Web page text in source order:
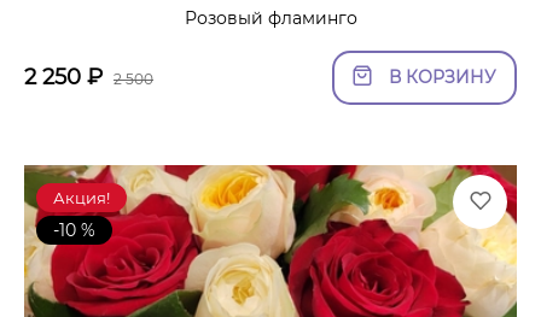
Розовый фламинго
2 250 ₽ 2 500 В КОРЗИНУ
Акция!
-10 %